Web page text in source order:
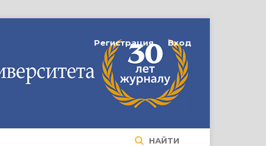
НАЙТИ
Регистрация Вход